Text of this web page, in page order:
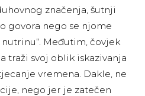
značenja, šutnji
govora nego se njome
Međutim, čovjek
traži svoj oblik iskazivanja
vremena. Dakle, ne
nego jer je zatečen